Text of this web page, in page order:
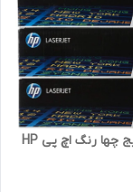
ست کارتریج چها رنگ اچ پی HP